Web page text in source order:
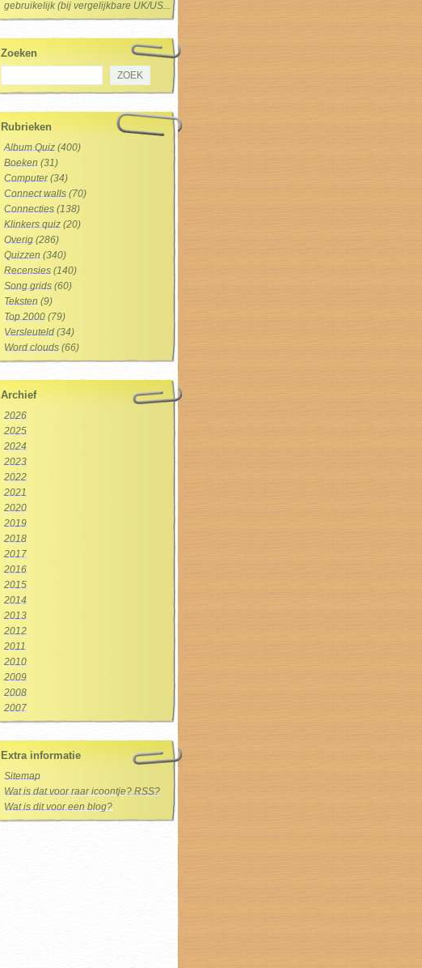
gebruikelijk (bij vergelijkbare UK/US...
Zoeken
Rubrieken
Album Quiz (400)
Boeken (31)
Computer(34)
Connect walls (70)
Connecties (138)
Klinkers quiz (20)
Overig (286)
Quizzen (340)
Recensies (140)
Song grids (60)
Teksten (9)
Top 2000 (79)
Versleuteld (34)
Word clouds (66)
Archief
2026
2025
2024
2023
2022
2021
2020
2019
2018
2017
2016
2015
2014
2013
2012
2011
2010
2009
2008
2007
Extra informatie
Sitemap
Wat is dat voor raar icoontje? RSS?
Wat is dit voor een blog?